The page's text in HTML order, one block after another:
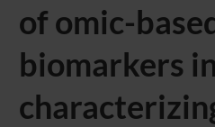
of omic-
biomarkers